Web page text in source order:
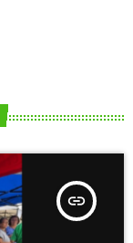
insert_link